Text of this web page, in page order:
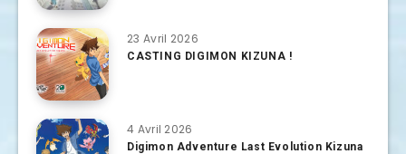
23 Avril 2026
CASTING DIGIMON KIZUNA !
4 Avril 2026
Digimon Adventure Last Evolution Kizuna